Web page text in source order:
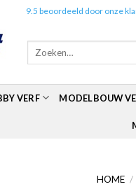
9.5 beoordeeld door onze
Zoeken
VERF MODELBOUW
HOME /